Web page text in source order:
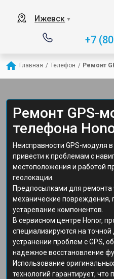
Ижевск ▼
+7
Главная / Телефон / Ремонт
Ремонт GPS-
телефона
Неисправности GPS-модуля
привести к проблемам с
местоположения и работой
геолокации.
Предпосылками для ремонта
механические повреждения,
устаревание компонентов.
В сервисном центре Honor,
специализируются на
устранении проблем с GPS,
надежное восстановление
Использование
технологий гарантирует,